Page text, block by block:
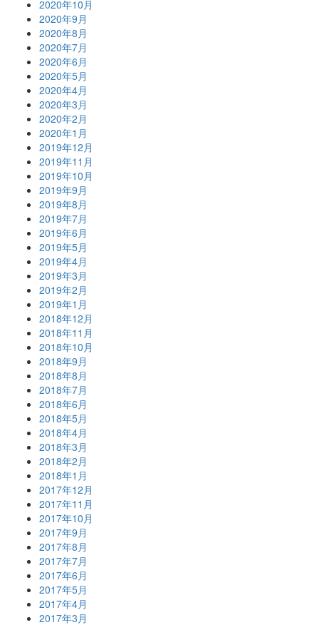
2020年10月
2020年9月
2020年8月
2020年7月
2020年6月
2020年5月
2020年4月
2020年3月
2020年2月
2020年1月
2019年12月
2019年11月
2019年10月
2019年9月
2019年8月
2019年7月
2019年6月
2019年5月
2019年4月
2019年3月
2019年2月
2019年1月
2018年12月
2018年11月
2018年10月
2018年9月
2018年8月
2018年7月
2018年6月
2018年5月
2018年4月
2018年3月
2018年2月
2018年1月
2017年12月
2017年11月
2017年10月
2017年9月
2017年8月
2017年7月
2017年6月
2017年5月
2017年4月
2017年3月